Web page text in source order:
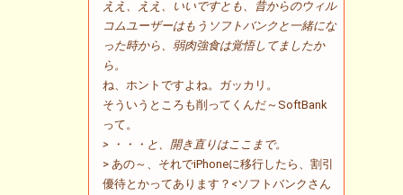
ええ、ええ、いいですとも、昔からのウィル
コムユーザーはもうソフトバンクと一緒にな
った時から、弱肉強食は覚悟してましたか
ら。
ね、ホントですよね。ガッカリ。
そういうところも削ってくんだ～SoftBank
って。
> ・・・と、開き直りはここまで。
> あの～、それでiPhoneに移行したら、割引
優待とかってあります？<ソフトバンクさん